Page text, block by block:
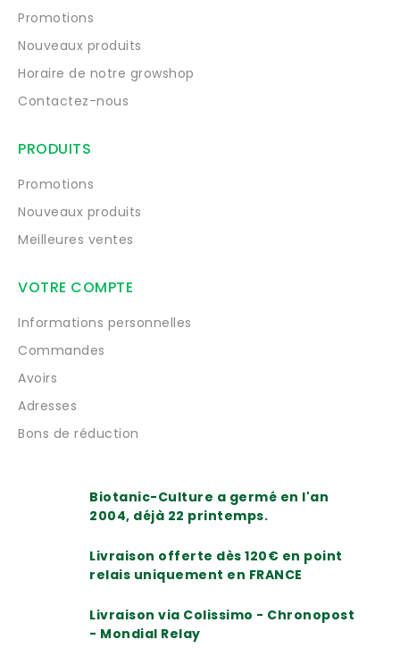
Promotions
Nouveaux produits
Horaire de notre growshop
Contactez-nous
PRODUITS
Promotions
Nouveaux produits
Meilleures ventes
VOTRE COMPTE
Informations personnelles
Commandes
Avoirs
Adresses
Bons de réduction
Biotanic-Culture a germé en l'an
2004, déjà 22 printemps.
Livraison offerte dès 120€ en point
relais uniquement en FRANCE
Livraison via Colissimo - Chronopost
- Mondial Relay